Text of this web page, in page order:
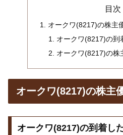
目次
オークワ(8217)の株主
オークワ(8217)の到
オークワ(8217)の株
オークワ(8217)の株主
オークワ(8217)の到着し